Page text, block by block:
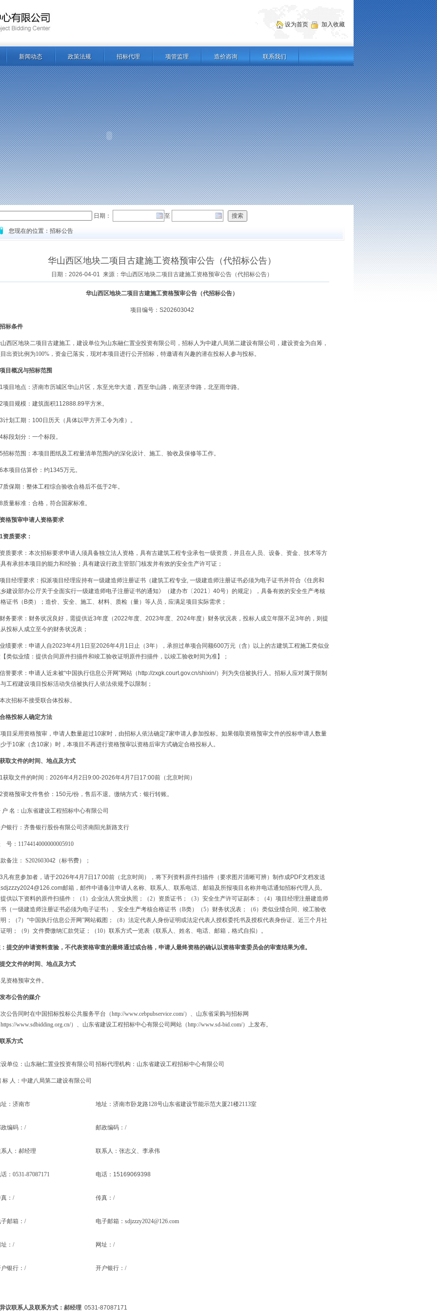
设为首页 加入收藏
新闻动态 政策法规 招标代理 项管监理 造价咨询 联系我们
日期： 至
您现在的位置：招标公告
华山西区地块二项目古建施工资格预审公告（代招标公告）
日期：2026-04-01 来源：华山西区地块二项目古建施工资格预审公告（代招标公告）
华山西区地块二项目古建施工资格预审公告（代招标公告）
项目编号：S202603042
标条件
西区地块二项目古建施工，建设单位为山东融仁置业投资有限公司，招标人为中建八局第二建设有限公司，建设资金为自筹，
出资比例为100%，资金已落实，现对本项目进行公开招标，特邀请有兴趣的潜在投标人参与投标。
目概况与招标范围
项目地点：济南市历城区华山片区，东至光华大道，西至华山路，南至济华路，北至雨华路。
项目规模：建筑面积112888.89平方米。
计划工期：100日历天（具体以甲方开工令为准）。
标段划分：一个标段。
招标范围：本项目图纸及工程量清单范围内的深化设计、施工、验收及保修等工作。
本项目估算价：约1345万元。
质保期：整体工程综合验收合格后不低于2年。
质量标准：合格，符合国家标准。
格预审申请人资格要求
资质要求：
质要求：本次招标要求申请人须具备独立法人资格，具有古建筑工程专业承包一级资质，并且在人员、设备、资金、技术等方
有承担本项目的能力和经验；具有建设行政主管部门核发并有效的安全生产许可证；
目经理要求：拟派项目经理应持有一级建造师注册证书（建筑工程专业, 一级建造师注册证书必须为电子证书并符合《住房和
建设部办公厅关于全面实行一级建造师电子注册证书的通知》（建办市〔2021〕40号）的规定），具备有效的安全生产考核
证书（B类）；造价、安全、施工、材料、质检（量）等人员，应满足项目实际需求；
务要求：财务状况良好，需提供近3年度（2022年度、2023年度、2024年度）财务状况表，投标人成立年限不足3年的，则提
投标人成立至今的财务状况表；
绩要求：申请人自2023年4月1日至2026年4月1日止（3年），承担过单项合同额600万元（含）以上的古建筑工程施工类似业
类似业绩：提供合同原件扫描件和竣工验收证明原件扫描件，以竣工验收时间为准】；
誉要求：申请人近未被“中国执行信息公开网”网站（http://zxgk.court.gov.cn/shixin/）列为失信被执行人。招标人应对属于限制
工程建设项目投标活动失信被执行人依法依规予以限制；
次招标不接受联合体投标。
格投标人确定方法
目采用资格预审，申请人数量超过10家时，由招标人依法确定7家申请人参加投标。如果领取资格预审文件的投标申请人数量
于10家（含10家）时，本项目不再进行资格预审以资格后审方式确定合格投标人。
取文件的时间、地点及方式
获取文件的时间：2026年4月2日9:00-2026年4月7日17:00前（北京时间）
资格预审文件售价：150元/份，售后不退。缴纳方式：银行转账。
户 名：山东省建设工程招标中心有限公司
银行：齐鲁银行股份有限公司济南阳光新路支行
号： 1174414000000005910
备注： S202603042（标书费）；
凡有意参加者，请于2026年4月7日17:00前（北京时间），将下列资料原件扫描件（要求图片清晰可辨）制作成PDF文档发送
邮箱，邮件中请备注申请人名称、联系人、联系电话、邮箱及所报项目名称并电话通知招标代理人员。
供以下资料的原件扫描件：（ 1）企业法人营业执照；（2）资质证书；（3）安全生产许可证副本；（4）项目经理注册建造师
书 （一级建造师注册证书必须为电子证书）、安全生产考核合格证书（B类）（5）财务状况表；（6）类似业绩合同、竣工验收
；（7）“中国执行信息公开网”网站截图；（8）法定代表人身份证明或法定代表人授权委托书及授权代表身份证、近三个月社
明；（9）文件费缴纳汇款凭证；（10）联系方式一览表（联系人、姓名、电话、邮箱，格式自拟）。
提交的申请资料查验，不代表资格审查的最终通过或合格，申请人最终资格的确认以资格审查委员会的审查结果为准。
交文件的时间、地点及方式
资格预审文件。
布公告的媒介
公告同时在中国招标投标公共服务平台（http://www.cebpubservice.com/）、山东省采购与招标网
https://www.sdbidding.org.cn/）、山东省建设工程招标中心有限公司网站（http://www.sd-bid.com/）上发布。
系方式
单位：山东融仁置业投资有限公司
标 人：中建八局第二建设有限公司
招标代理机构：山东省建设工程招标中心有限公司
：济南市 地址：济南市卧龙路128号山东省建设节能示范大厦21楼2113室
编码： / 邮政编码： /
人：郝经理 联系人：张志义、李承伟
： 0531-87087171 电话：15169069398
： / 传真： /
邮箱： / 电子邮箱： sdjzzzy2024@126.com
： / 网址： /
银行： / 开户银行： /
议联系人及联系方式：郝经理 0531-87087171